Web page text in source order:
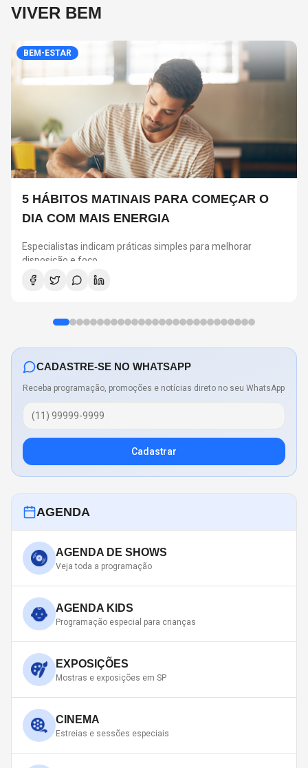
VIVER BEM
BEM-ESTAR
5 HÁBITOS MATINAIS PARA COMEÇAR O
DIA COM MAIS ENERGIA
Especialistas indicam práticas simples para melhorar
disposição e foco
CADASTRE-SE NO WHATSAPP
Receba programação, promoções e notícias direto no seu WhatsApp
Cadastrar
AGENDA
AGENDA DE SHOWS
Veja toda a programação
AGENDA KIDS
Programação especial para crianças
EXPOSIÇÕES
Mostras e exposições em SP
CINEMA
Estreias e sessões especiais